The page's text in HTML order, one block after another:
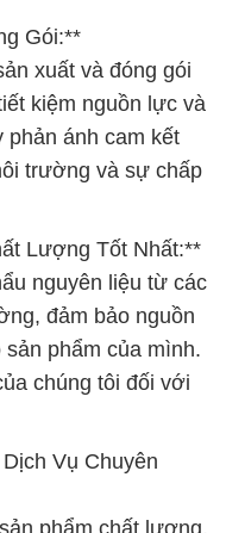
Gói:**
xuất và đóng gói
kiệm nguồn lực và
ánh cam kết
trường và sự chấp
Lượng Tốt Nhất:**
nguyên liệu từ các
đảm bảo nguồn
phẩm của mình.
chúng tôi đối với
Vụ Chuyên